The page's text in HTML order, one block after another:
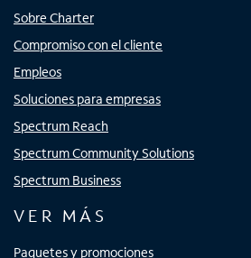
Sobre Charter
Compromiso con el cliente
Empleos
Soluciones para empresas
Spectrum Reach
Spectrum Community Solutions
Spectrum Business
VER MÁS
Paquetes y promociones